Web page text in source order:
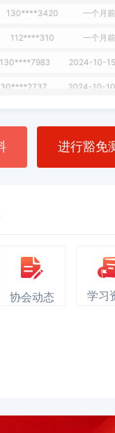
130****8868 2024-08-21
进行豁免
协会动态 学习